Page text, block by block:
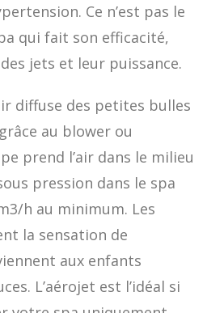
Ce n’est pas le
qui fait son efficacité,
jets et leur puissance.
diffuse des petites bulles
au blower ou
prend l’air dans le milieu
pression dans le spa
h au minimum. Les
la sensation de
aux enfants
L’aérojet est l’idéal si